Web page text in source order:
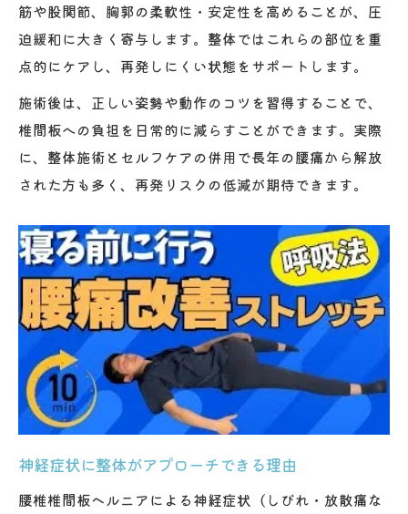
筋や股関節、胸郭の柔軟性・安定性を高めることが、圧
迫緩和に大きく寄与します。整体ではこれらの部位を重
点的にケアし、再発しにくい状態をサポートします。
施術後は、正しい姿勢や動作のコツを習得することで、
椎間板への負担を日常的に減らすことができます。実際
に、整体施術とセルフケアの併用で長年の腰痛から解放
された方も多く、再発リスクの低減が期待できます。
神経症状に整体がアプローチできる理由
腰椎椎間板ヘルニアによる神経症状（しびれ・放散痛な